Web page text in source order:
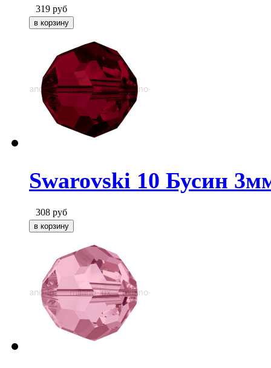
319 руб
Swarovski 10 Бусин
308 руб